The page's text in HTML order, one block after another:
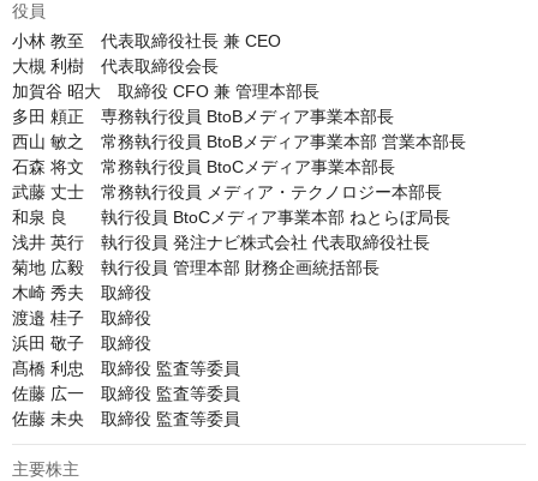
役員
小林 教至　代表取締役社長 兼 CEO
大槻 利樹　代表取締役会長
加賀谷 昭大　取締役 CFO 兼 管理本部長
多田 頼正　専務執行役員 BtoBメディア事業本部長
西山 敏之　常務執行役員 BtoBメディア事業本部 営業本部長
石森 将文　常務執行役員 BtoCメディア事業本部長
武藤 丈士　常務執行役員 メディア・テクノロジー本部長
和泉 良　　執行役員 BtoCメディア事業本部 ねとらぼ局長
浅井 英行　執行役員 発注ナビ株式会社 代表取締役社長
菊地 広毅　執行役員 管理本部 財務企画統括部長
木崎 秀夫　取締役
渡邉 桂子　取締役
浜田 敬子　取締役
髙橋 利忠　取締役 監査等委員
佐藤 広一　取締役 監査等委員
佐藤 未央　取締役 監査等委員
主要株主